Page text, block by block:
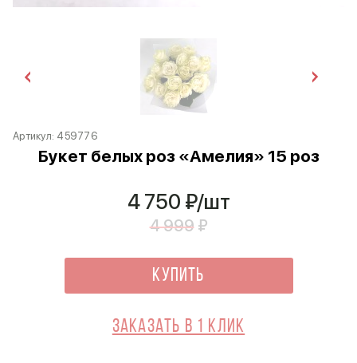
Артикул: 459776
Букет белых роз «Амелия» 15 роз
4 750 ₽/шт
4 999₽
Купить
Заказать в 1 клик